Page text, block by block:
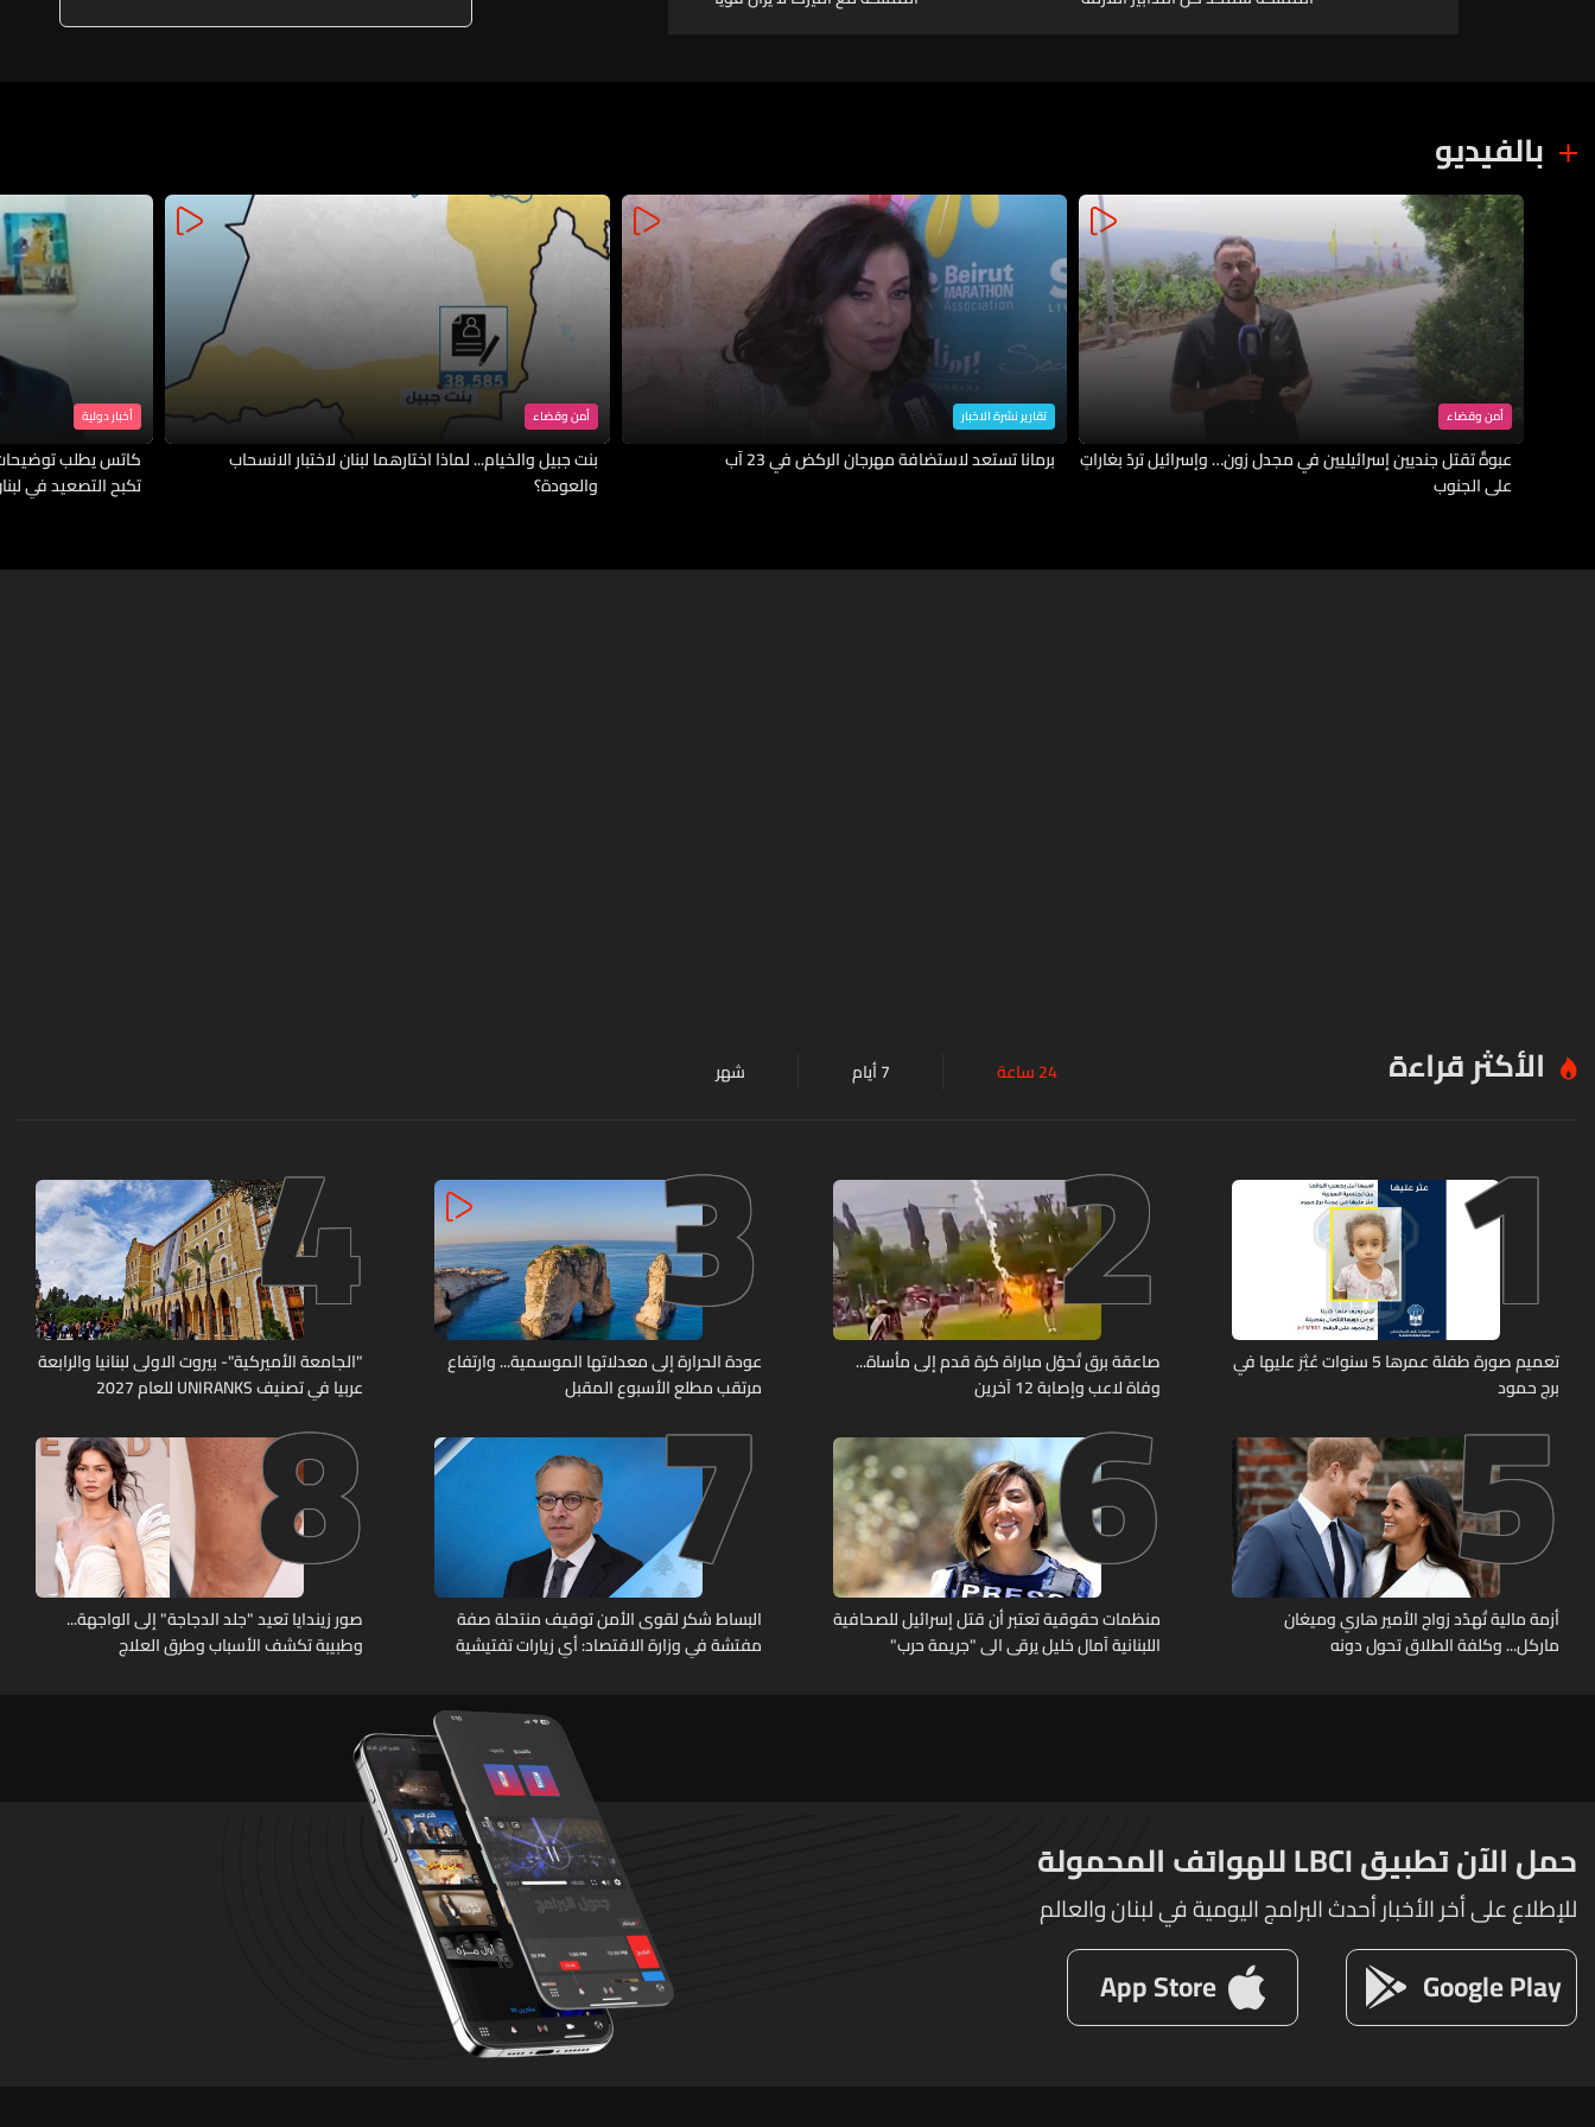
بالفيديو
أمن وقضاء
عبوةٌ تقتل جنديين إسرائيليين في مجدل زون… وإسرائيل تردّ بغاراتٍ
على الجنوب
تقارير نشرة الاخبار
برمانا تستعد لاستضافة مهرجان الركض في 23 آب
أمن وقضاء
بنت جبيل والخيام... لماذا اختارهما لبنان لاختبار الانسحاب
والعودة؟
أخبار دولية
كاتس يطلب
تكبح التصعيد في
الأكثر قراءة 24 ساعة 7 أيام شهر 1
تعميم صورة طفلة عمرها 5 سنوات عُثِرَ عليها في
برج حمود
2
صاعقة برق تُحوّل مباراة كرة قدم إلى مأساة...
وفاة لاعب وإصابة 12 آخرين
3
عودة الحرارة إلى معدلاتها الموسمية... وارتفاع
مرتقب مطلع الأسبوع المقبل
4
"الجامعة الأميركية"- بيروت الاولى لبنانيا والرابعة
عربيا في تصنيف UNIRANKS للعام 2027
5
أزمة مالية تُهدّد زواج الأمير هاري وميغان
ماركل... وكلفة الطلاق تحول دونه
6
منظمات حقوقية تعتبر أن قتل إسرائيل للصحافية
اللبنانية آمال خليل يرقى الى "جريمة حرب"
7
البساط شكر لقوى الأمن توقيف منتحلة صفة
مفتشة في وزارة الاقتصاد: أي زيارات تفتيشية
8
صور زيندايا تعيد "جلد الدجاجة" إلى الواجهة...
وطبيبة تكشف الأسباب وطرق العلاج
حمل الآن تطبيق LBCI للهواتف المحمولة
للإطلاع على أخر الأخبار أحدث البرامج اليومية في لبنان والعالم
Google Play
App Store